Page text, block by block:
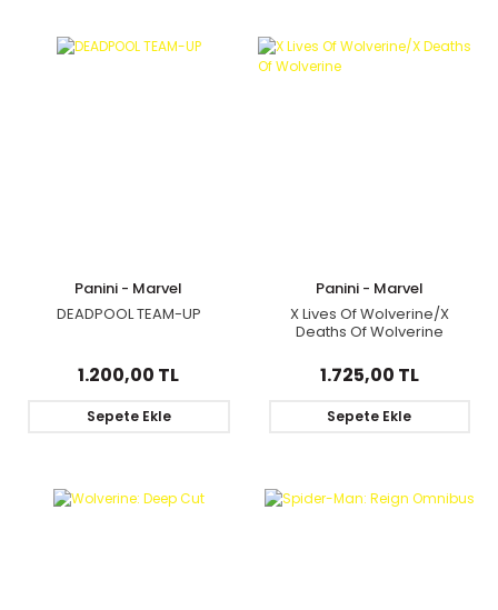
Panini - Marvel
DEADPOOL TEAM-UP
1.200,00 TL
Sepete Ekle
Panini - Marvel
X Lives Of Wolverine/X
Deaths Of Wolverine
1.725,00 TL
Sepete Ekle